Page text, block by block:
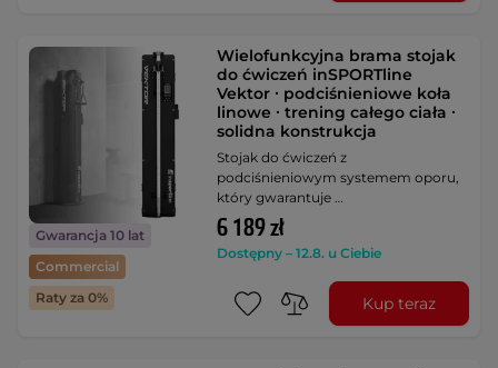
Gwarancja 10 lat
Commercial
Raty za 0%
Wielofunkcyjna brama stojak
do ćwiczeń inSPORTline
Vektor ∙ podciśnieniowe koła
linowe ∙ trening całego ciała ∙
solidna konstrukcja
Stojak do ćwiczeń z
podciśnieniowym systemem oporu,
który gwarantuje …
6 189 zł
Dostępny – 12.8. u Ciebie
Kup teraz